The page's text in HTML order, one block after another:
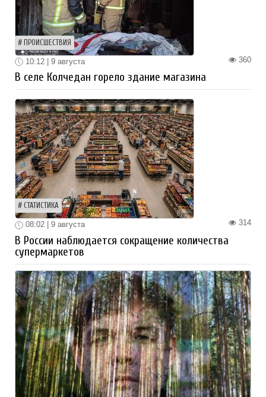
ПРОИСШЕСТВИЯ
360
10:12 | 9 августа
В селе Колчедан горело здание магазина
СТАТИСТИКА
314
08:02 | 9 августа
В России наблюдается сокращение количества
супермаркетов